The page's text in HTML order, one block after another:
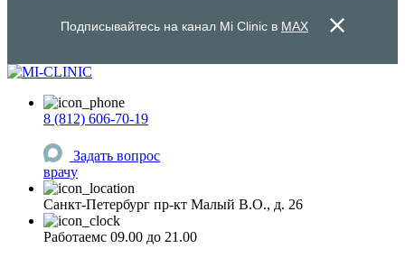
Подписывайтесь на канал Mi Clinic в MAX
8 (812) 606-70-19
Задать вопрос
врачу
Санкт-Петербург пр-кт Малый В.О., д. 26
Работаемc 09.00 до 21.00